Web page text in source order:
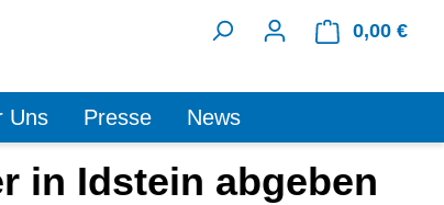
0,00 €
Uns Presse News
in Idstein abgeben